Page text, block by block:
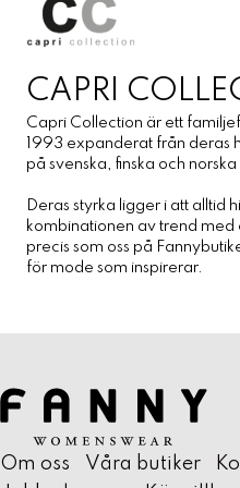
CAPRI
Capri Collection är ett
1993 expanderat från deras
på svenska, finska och
Deras styrka ligger i att alltid
kombinationen av trend med
precis som oss på
för mode som inspirerar.
Om oss Våra butiker